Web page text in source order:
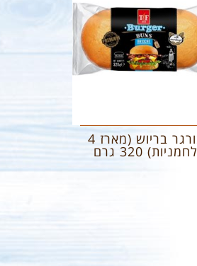
בורגר בריוש (מארז 4
לחמניות) 320 גרם